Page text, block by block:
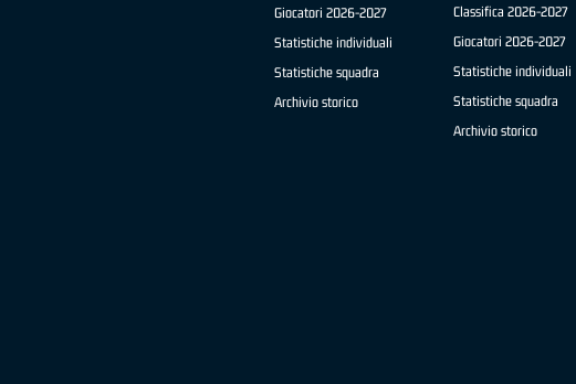
Giocatori 2026-2027
Statistiche individuali
Statistiche squadra
Archivio storico
Classifica 2026-2027
Giocatori 2026-2027
Statistiche individuali
Statistiche squadra
Archivio storico